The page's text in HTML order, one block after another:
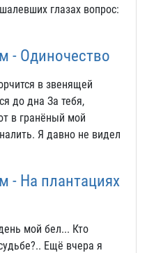
глазах вопрос:
- Одиночество
в звенящей
до дна За тебя,
в гранёный мой
Я давно не видел
- На плантациях
мой бел... Кто
Ещё вчера я